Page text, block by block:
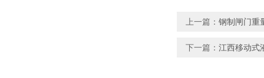
上一篇： 钢制闸门重
下一篇： 江西移动式